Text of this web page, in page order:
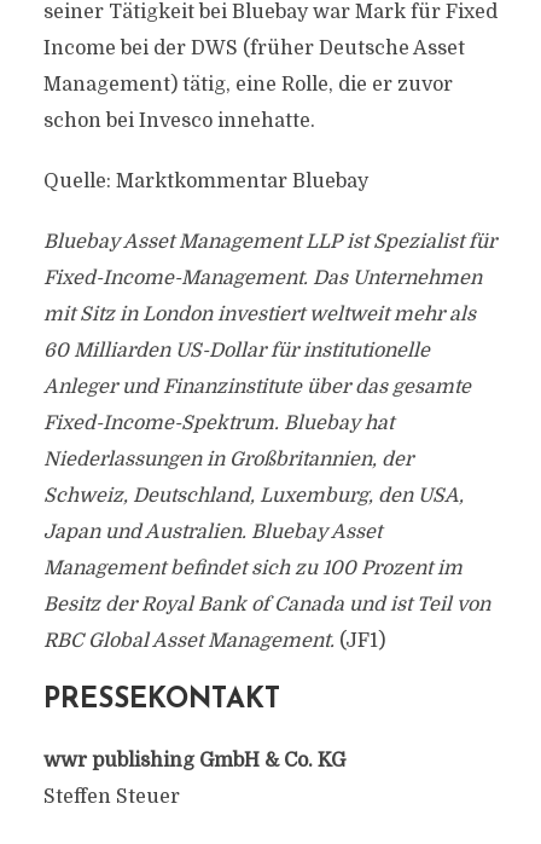
seiner Tätigkeit bei Bluebay war Mark für Fixed
Income bei der DWS (früher Deutsche Asset
Management) tätig, eine Rolle, die er zuvor
schon bei Invesco innehatte.
Quelle: Marktkommentar Bluebay
Bluebay Asset Management LLP ist Spezialist für
Fixed-Income-Management. Das Unternehmen
mit Sitz in London investiert weltweit mehr als
60 Milliarden US-Dollar für institutionelle
Anleger und Finanzinstitute über das gesamte
Fixed-Income-Spektrum. Bluebay hat
Niederlassungen in Großbritannien, der
Schweiz, Deutschland, Luxemburg, den USA,
Japan und Australien. Bluebay Asset
Management befindet sich zu 100 Prozent im
Besitz der Royal Bank of Canada und ist Teil von
RBC Global Asset Management. (JF1)
PRESSEKONTAKT
wwr publishing GmbH & Co. KG
Steffen Steuer